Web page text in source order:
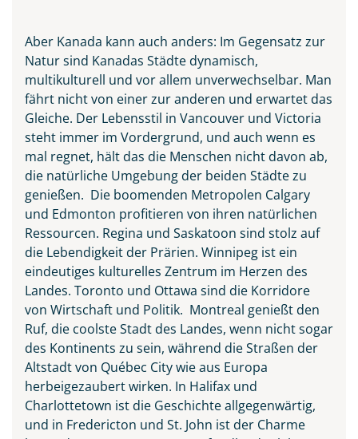
Waterton-Lakes-Nationalpark
in Kanada
© Biju - stock.adobe.com
Aber Kanada kann auch anders: Im Gegensatz zur
Natur sind Kanadas Städte dynamisch,
multikulturell und vor allem unverwechselbar. Man
fährt nicht von einer zur anderen und erwartet das
Gleiche. Der Lebensstil in Vancouver und Victoria
steht immer im Vordergrund, und auch wenn es
mal regnet, hält das die Menschen nicht davon ab,
die natürliche Umgebung der beiden Städte zu
genießen. Die boomenden Metropolen Calgary
und Edmonton profitieren von ihren natürlichen
Ressourcen. Regina und Saskatoon sind stolz auf
die Lebendigkeit der Prärien. Winnipeg ist ein
eindeutiges kulturelles Zentrum im Herzen des
Landes. Toronto und Ottawa sind die Korridore
von Wirtschaft und Politik. Montreal genießt den
Ruf, die coolste Stadt des Landes, wenn nicht sogar
des Kontinents zu sein, während die Straßen der
Altstadt von Québec City wie aus Europa
herbeigezaubert wirken. In Halifax und
Charlottetown ist die Geschichte allgegenwärtig,
und in Fredericton und St. John ist der Charme